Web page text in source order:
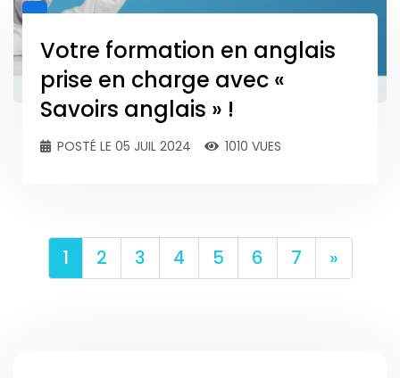
Votre formation en anglais
prise en charge avec «
Savoirs anglais » !
POSTÉ LE 05 JUIL 2024 1010 VUES
1 2 3 4 5 6 7 »Next